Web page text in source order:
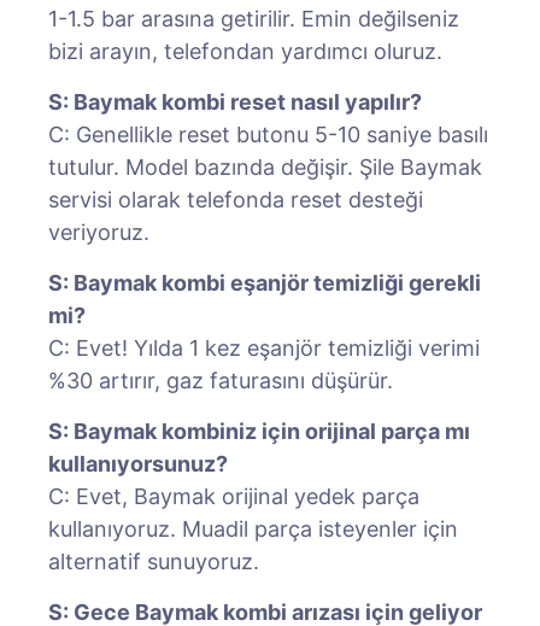
1-1.5 bar arasına getirilir. Emin değilseniz
bizi arayın, telefondan yardımcı oluruz.
S: Baymak kombi reset nasıl yapılır?
C: Genellikle reset butonu 5-10 saniye basılı
tutulur. Model bazında değişir. Şile Baymak
servisi olarak telefonda reset desteği
veriyoruz.
S: Baymak kombi eşanjör temizliği gerekli
mi?
C: Evet! Yılda 1 kez eşanjör temizliği verimi
%30 artırır, gaz faturasını düşürür.
S: Baymak kombiniz için orijinal parça mı
kullanıyorsunuz?
C: Evet, Baymak orijinal yedek parça
kullanıyoruz. Muadil parça isteyenler için
alternatif sunuyoruz.
S: Gece Baymak kombi arızası için geliyor